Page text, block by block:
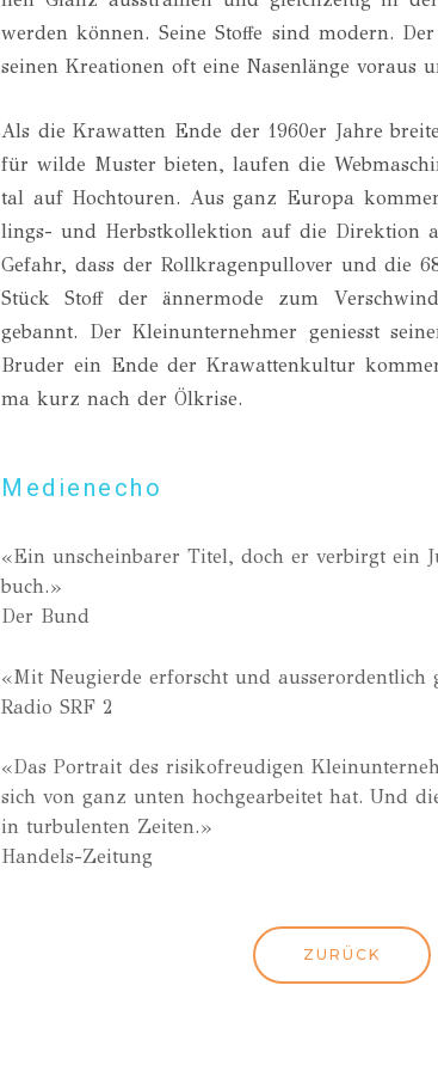
wer­den kön­nen. Sei­ne Stof­fe sind modern.
sei­nen Krea­tio­nen oft eine Nasen­län­ge vor­aus
Als die Kra­wat­ten Ende der 1960er Jah­re
für wil­de Mus­ter bie­ten, lau­fen die
tal auf Hoch­tou­ren. Aus ganz Euro­pa
lings- und Herbst­kol­lek­ti­on auf die Direk­ti­on
Gefahr, dass der Roll­kra­gen­pull­over und die
Stück Stoff der än­ner­mo­de zum
gebannt. Der Klein­un­ter­neh­mer geniesst
Bru­der ein Ende der Kra­wat­ten­kul­tur
ma kurz nach der Ölkri­se.
Medienecho
«Ein unschein­ba­rer Titel, doch er ver­birgt ein
buch.»
Der Bund
«Mit Neu­gier­de erforscht und aus­ser­or­dent­lich
Radio SRF 2
«Das Por­trait des risi­ko­freu­di­gen
sich von ganz unten hoch­ge­ar­bei­tet hat. Und
in tur­bu­len­ten Zei­ten.»
Handels-Zeitung
ZURÜCK